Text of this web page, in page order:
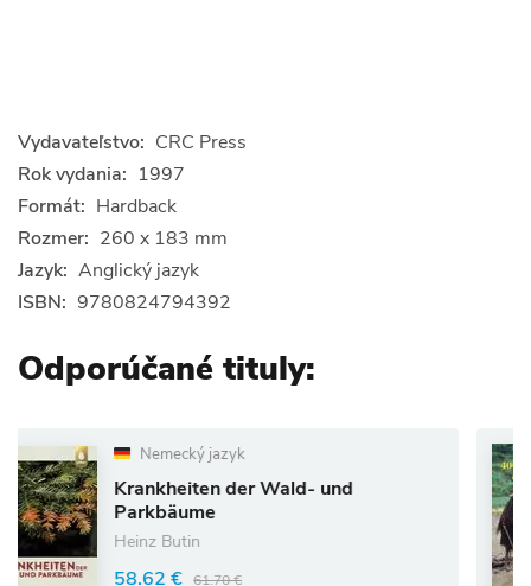
Vydavateľstvo: CRC Press
Rok vydania: 1997
Formát: Hardback
Rozmer: 260 x 183 mm
Jazyk: Anglický jazyk
ISBN: 9780824794392
Odporúčané tituly:
Nemecký jazyk
der Wald- und
Butin
€ 61.70 €
F.